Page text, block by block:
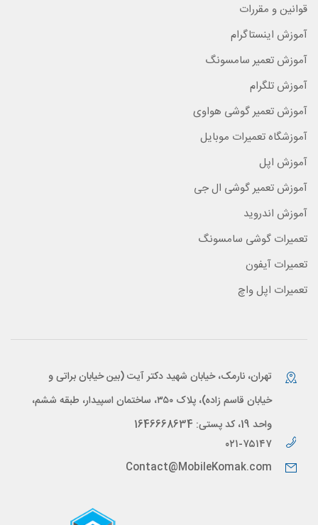
قوانین و مقررات
آموزش اینستاگرام
آموزش تعمیر سامسونگ
آموزش تلگرام
آموزش تعمیر گوشی هواوی
آموزشگاه تعمیرات موبایل
آموزش اپل
آموزش تعمیر گوشی ال جی
آموزش اندروید
تعمیرات گوشی سامسونگ
تعمیرات آیفون
تعمیرات اپل واچ
تهران، نارمک، خیابان شهید دکتر آیت (بین خیابان براتی و
خیابان قاسم زاده)، پلاک ۳۵۰، ساختمان اسپیدار، طبقه ششم،
واحد 19، کد پستی: 1646668634
۰۲۱-۷۵۱۴۷
Contact@MobileKomak.com